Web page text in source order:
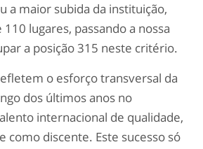
a maior subida da instituição,
lugares, passando a nossa
a posição 315 neste critério.
o esforço transversal da
dos últimos anos no
internacional de qualidade,
como discente. Este sucesso só